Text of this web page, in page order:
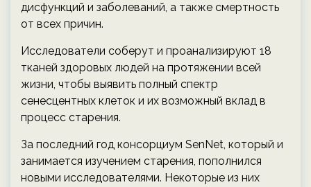
дисфункций и заболеваний, а также смертность
от всех причин.
Исследователи соберут и проанализируют 18
тканей здоровых людей на протяжении всей
жизни, чтобы выявить полный спектр
сенесцентных клеток и их возможный вклад в
процесс старения.
За последний год консорциум SenNet, который и
занимается изучением старения, пополнился
новыми исследователями. Некоторые из них